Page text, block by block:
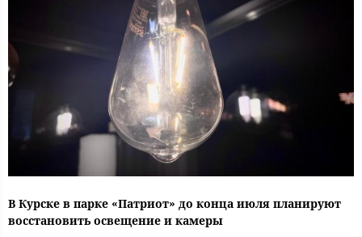
В Курске в парке «Патриот» до конца июля планируют
восстановить освещение и камеры